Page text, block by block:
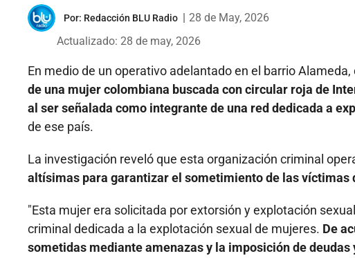
Por: Redacción BLU Radio
28 de May, 2026
Actualizado: 28 de may, 2026
En medio de un operativo adelantado en el barrio
de una mujer colombiana buscada con circular roja de
al ser señalada como integrante de una red dedicada a
de ese país.
La investigación reveló que esta organización criminal
altísimas para garantizar el sometimiento de las víctimas
"Esta mujer era solicitada por extorsión y explotación
criminal dedicada a la explotación sexual de mujeres. De
sometidas mediante amenazas y la imposición de deudas